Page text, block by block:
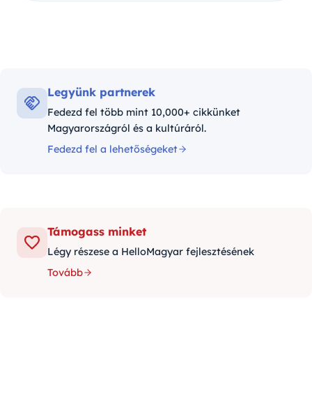
Legyünk partnerek
Fedezd fel több mint 10,000+ cikkünket
Magyarországról és a kultúráról.
Fedezd fel a lehetőségeket
Támogass minket
Légy részese a HelloMagyar fejlesztésének
Tovább